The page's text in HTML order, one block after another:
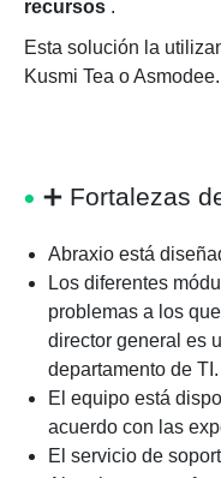
recursos .
Esta solución la
Kusmi Tea o Asmodee.
➕ Fortalezas
Abraxio está
Los diferentes
problemas a los
director general es
departamento de TI.
El equipo está
acuerdo con las
El servicio de